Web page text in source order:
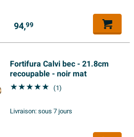
94,99
Fortifura Calvi bec - 21.8cm
recoupable - noir mat
(1)
Livraison:sous 7 jours